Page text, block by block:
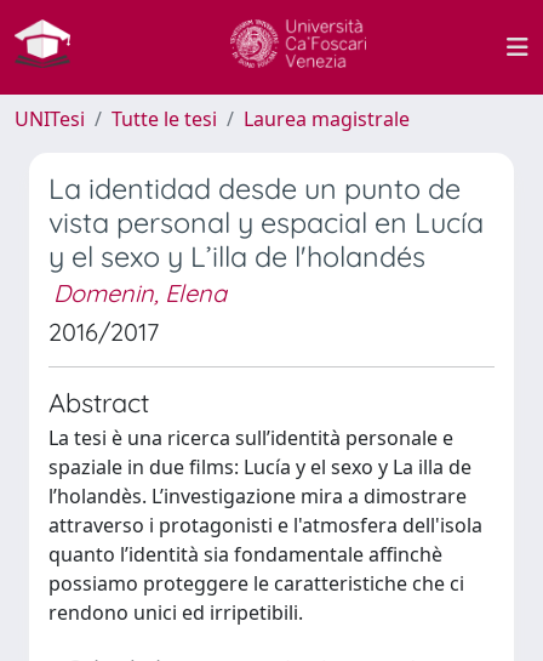
UNITesi Tutte le tesi Laurea magistrale
La identidad desde un punto de
vista personal y espacial en Lucía
y el sexo y L’illa de l'holandés
Domenin, Elena
2016/2017
Abstract
La tesi è una ricerca sull’identità personale e
spaziale in due films: Lucía y el sexo y La illa de
l’holandès. L’investigazione mira a dimostrare
attraverso i protagonisti e l'atmosfera dell'isola
quanto l’identità sia fondamentale affinchè
possiamo proteggere le caratteristiche che ci
rendono unici ed irripetibili.